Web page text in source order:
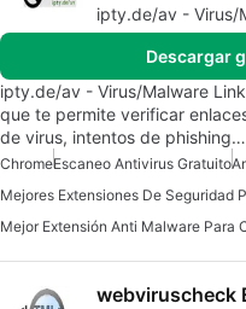
ipty.de/av - Virus/
Descargar
ipty.de/av - Virus/Malware
que te permite verificar
de virus, intentos de phishing…
ChromeEscaneo Antivirus Gratuito
webviruscheck